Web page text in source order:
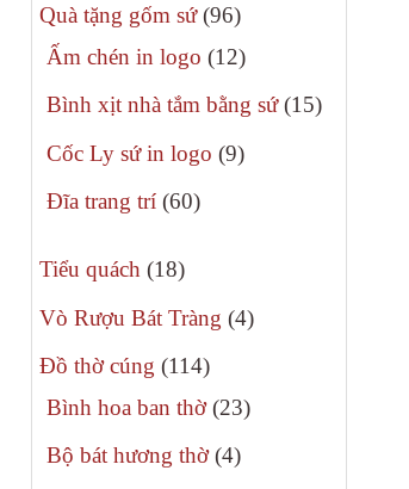
phẩm
Quà tặng gốm sứ 9696
sản
Ấm chén in logo 1212
phẩm
Bình xịt nhà tắm bằng sứ 1515
Cốc Ly sứ in logo 99
Đĩa trang trí 6060
Tiểu quách 1818
phẩm
Vò Rượu Bát Tràng 44
Đồ thờ cúng 114114
sản
Bình hoa ban thờ 2323
Bộ bát hương thờ 44